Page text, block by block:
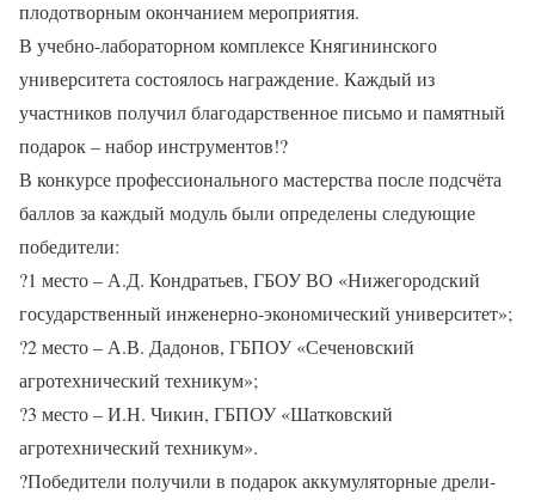
плодотворным окончанием мероприятия.
В учебно-лабораторном комплексе Княгининского
университета состоялось награждение. Каждый из
участников получил благодарственное письмо и памятный
подарок – набор инструментов!?
В конкурсе профессионального мастерства после подсчёта
баллов за каждый модуль были определены следующие
победители:
?1 место – А.Д. Кондратьев, ГБОУ ВО «Нижегородский
государственный инженерно-экономический университет»;
?2 место – А.В. Дадонов, ГБПОУ «Сеченовский
агротехнический техникум»;
?3 место – И.Н. Чикин, ГБПОУ «Шатковский
агротехнический техникум».
?Победители получили в подарок аккумуляторные дрели-